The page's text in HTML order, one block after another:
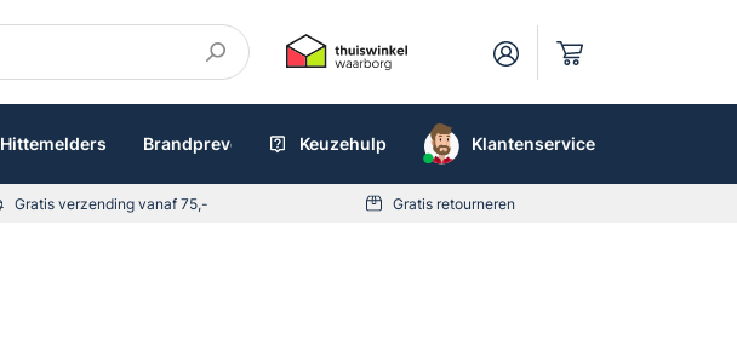
Hittemelders Brandpreventieboxen AED
Keuzehulp Klantenservice
Gratis verzending vanaf 75,- Gratis retourneren